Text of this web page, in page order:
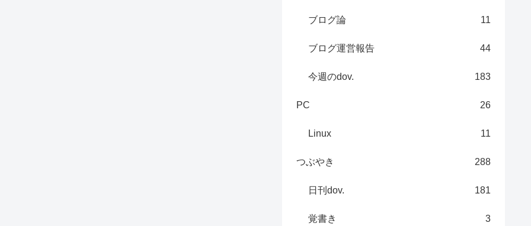
ブログ論 11
ブログ運営報告 44
今週のdov. 183
PC 26
Linux 11
つぶやき 288
日刊dov. 181
覚書き 3